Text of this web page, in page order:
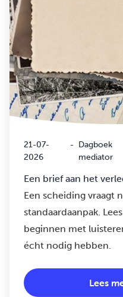
21-07-
2026
- Dagboek
mediator
Een brief aan het
Een scheiding vraagt
standaardaanpak.
beginnen met
écht nodig hebben.
Lees